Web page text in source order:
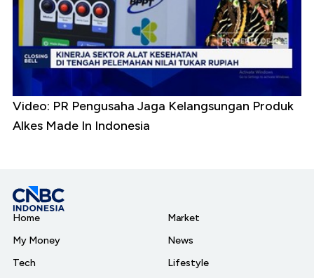
Video: PR Pengusaha Jaga Kelangsungan Produk
Alkes Made In Indonesia
Home
My Money
Tech
Market
News
Lifestyle